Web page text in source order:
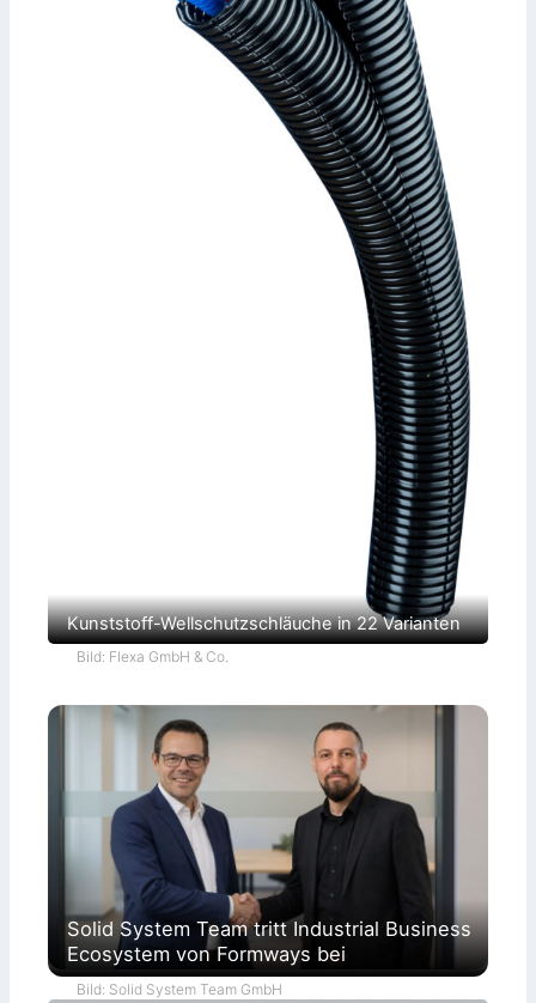
Kunststoff-Wellschutzschläuche in 22 Varianten
Bild: Flexa GmbH & Co.
Solid System Team tritt Industrial Business
Ecosystem von Formways bei
Bild: Solid System Team GmbH